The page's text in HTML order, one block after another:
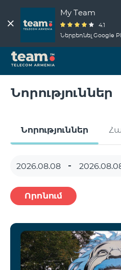
My Team
4.1
Ներբեռնել Google
Նորություններ
Նորություններ
Որոնում